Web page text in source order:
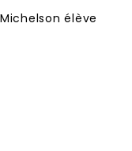
élève